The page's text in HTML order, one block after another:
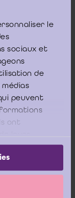
le
sociaux et
de
peuvent
ont
&